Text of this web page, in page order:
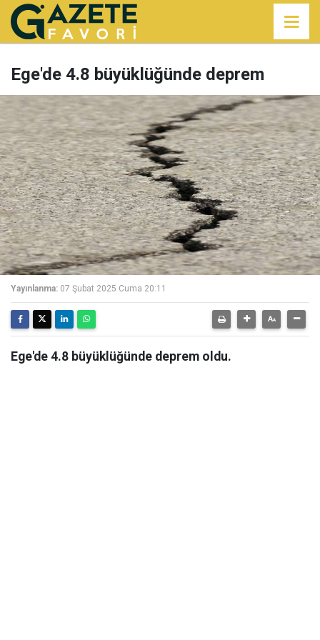
Ege'de 4.8 büyüklüğünde deprem
Yayınlanma: 07 Şubat 2025 Cuma 20:11
Ege'de 4.8 büyüklüğünde deprem oldu.